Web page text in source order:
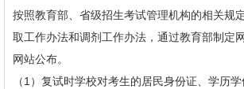
按照教育部、省级招生考试管理机构的相关规
取工作办法和调剂工作办法，通过教育部制定
网站公布。
（1）复试时学校对考生的居民身份证、学历